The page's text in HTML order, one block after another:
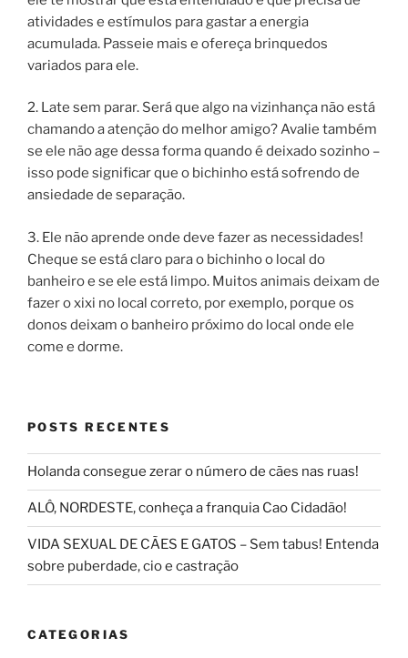
atividades e estímulos para gastar a energia
acumulada. Passeie mais e ofereça brinquedos
variados para ele.
2. Late sem parar. Será que algo na vizinhança não está
chamando a atenção do melhor amigo? Avalie também
se ele não age dessa forma quando é deixado sozinho –
isso pode significar que o bichinho está sofrendo de
ansiedade de separação.
3. Ele não aprende onde deve fazer as necessidades!
Cheque se está claro para o bichinho o local do
banheiro e se ele está limpo. Muitos animais deixam de
fazer o xixi no local correto, por exemplo, porque os
donos deixam o banheiro próximo do local onde ele
come e dorme.
POSTS RECENTES
Holanda consegue zerar o número de cães nas ruas!
ALÔ, NORDESTE, conheça a franquia Cao Cidadão!
VIDA SEXUAL DE CÃES E GATOS – Sem tabus! Entenda
sobre puberdade, cio e castração
CATEGORIAS